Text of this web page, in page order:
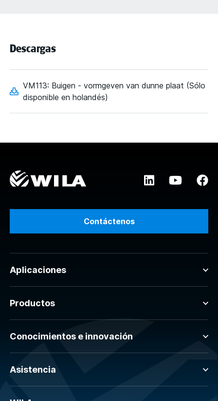
Descargas
VM113: Buigen - vormgeven van dunne plaat (Sólo
disponible en holandés)
Contáctenos
Aplicaciones
Productos
Conocimientos e innovación
Asistencia